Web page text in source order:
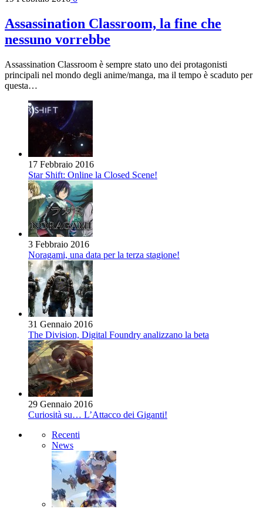
Assassination Classroom, la fine che
nessuno vorrebbe
Assassination Classroom è sempre stato uno dei protagonisti
principali nel mondo degli anime/manga, ma il tempo è scaduto per
questa…
17 Febbraio 2016
Star Shift: Online la Closed Scene!
3 Febbraio 2016
Noragami, una data per la terza stagione!
31 Gennaio 2016
The Division, Digital Foundry analizzano la beta
29 Gennaio 2016
Curiosità su… L’Attacco dei Giganti!
Recenti
News